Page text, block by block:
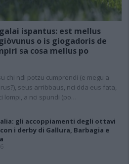
ispantus: est mellus
o is giogadoris de
sa cosa mellus po
chi ndi potzu cumprendi (e megu a
seus arribbaus, nci dda eus fata,
lompi, a nci spundi (po…
gli accoppiamenti degli ottavi
i derby di Gallura, Barbagia e